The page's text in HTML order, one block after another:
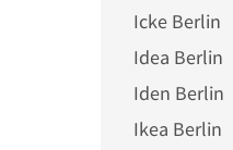
Icke Berlin
Idea Berlin
Iden Berlin
Ikea Berlin